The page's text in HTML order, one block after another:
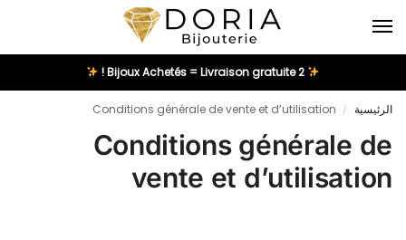
الرئيسية /
Conditions générale de vente et d’utilisation
Conditions générale de
vente et d’utilisation